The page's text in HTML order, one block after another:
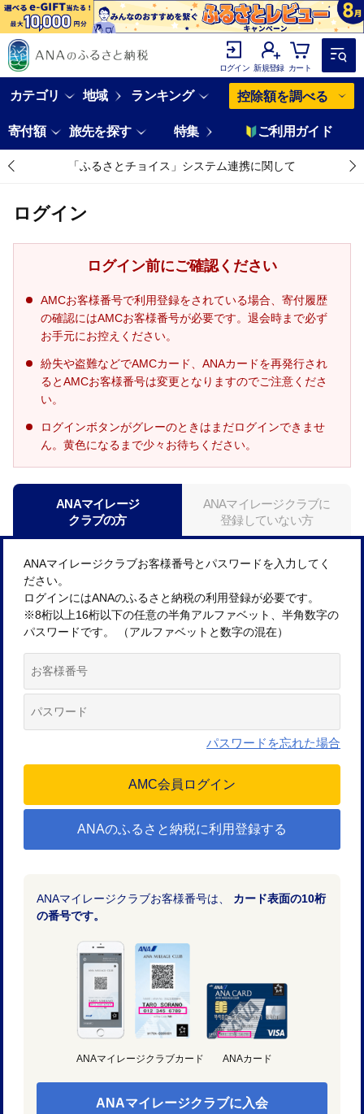
ログイン 新規登録 カート
カテゴリ 地域 ランキング 控除額を調べる
寄付額 旅先を探す 特集 ご利用ガイド
「ふるさとチョイス」システム連携に関して
ログイン
ログイン前にご確認ください
AMCお客様番号で利用登録をされている場合、寄付履歴
の確認にはAMCお客様番号が必要です。退会時まで必ず
お手元にお控えください。
紛失や盗難などでAMCカード、ANAカードを再発行され
るとAMCお客様番号は変更となりますのでご注意くださ
い。
ログインボタンがグレーのときはまだログインできませ
ん。黄色になるまで少々お待ちください。
ANAマイレージ
クラブの方
ANAマイレージクラブに
登録していない方
ANAマイレージクラブお客様番号とパスワードを入力してく
ださい。
ログインにはANAのふるさと納税の利用登録が必要です。
※8桁以上16桁以下の任意の半角アルファベット、半角数字の
パスワードです。 （アルファベットと数字の混在）
パスワードを忘れた場合
ANAのふるさと納税に利用登録する
ANAマイレージクラブお客様番号は、 カード表面の10桁
の番号です。
ANAマイレージクラブカード ANAカード
ANAマイレージクラブに入会